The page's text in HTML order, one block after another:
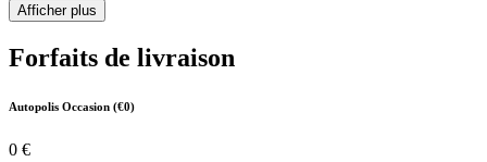
Afficher plus
Forfaits de livraison
Autopolis Occasion (€0)
0 €